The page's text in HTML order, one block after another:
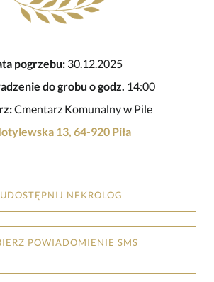
pogrzebu: 30.12.2025
do grobu o godz. 14:00
Cmentarz Komunalny w Pile
13, 64-920 Piła
UDOSTĘPNIJ NEKROLOG
POWIADOMIENIE SMS